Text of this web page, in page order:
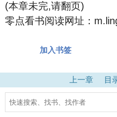
(本章未完,请翻页)
零点看书阅读网址：
加入书签
上一章 目